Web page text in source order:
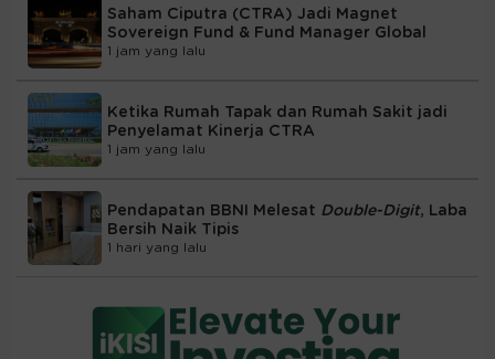
Saham Ciputra (CTRA) Jadi Magnet
Sovereign Fund & Fund Manager Global
1 jam yang lalu
Ketika Rumah Tapak dan Rumah Sakit jadi
Penyelamat Kinerja CTRA
1 jam yang lalu
Pendapatan BBNI Melesat Double-Digit, Laba
Bersih Naik Tipis
1 hari yang lalu